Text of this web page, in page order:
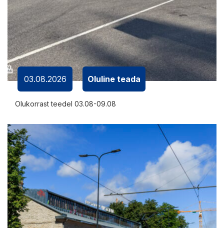
03.08.2026 Oluline teada
Olukorrast teedel 03.08-09.08